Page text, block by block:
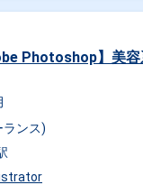
Photoshop】美
ランス)